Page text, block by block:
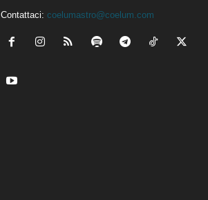
Contattaci: coelumastro@coelum.com